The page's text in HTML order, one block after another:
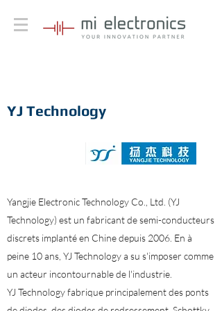
YJ Technology
Yangjie Electronic Technology Co., Ltd. (YJ
Technology) est un fabricant de semi-conducteurs
discrets implanté en Chine depuis 2006. En à
peine 10 ans, YJ Technology a su s'imposer comme
un acteur incontournable de l'industrie.
YJ Technology fabrique principalement des ponts